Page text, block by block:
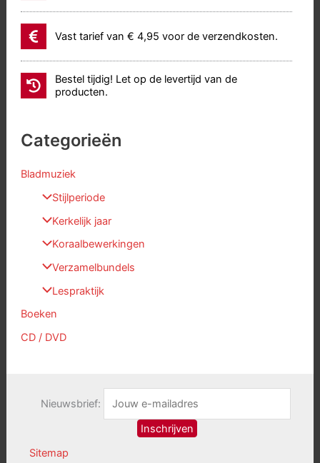
Vast tarief van € 4,95 voor de verzendkosten.
Bestel tijdig! Let op de levertijd van de
producten.
Categorieën
Bladmuziek
Stijlperiode
Kerkelijk jaar
Koraalbewerkingen
Verzamelbundels
Lespraktijk
Boeken
CD / DVD
Nieuwsbrief:
Sitemap